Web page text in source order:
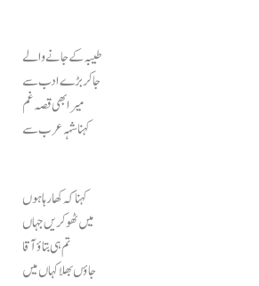
طیبہ کے جانے والے
جاکر بڑے ادب سے
میرا بھی قصہ غم
کہنا شہہ عرب سے
کہنا کہ کھا رہا ہوں
میں ٹھوکریں جہاں
تم ہی بتاؤ آقا
جاؤں بھلا کہاں میں